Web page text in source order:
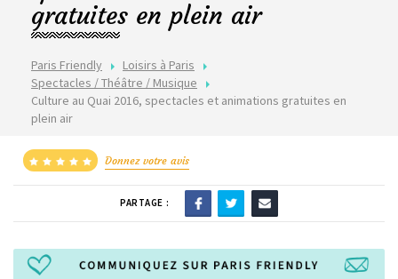
Paris Friendly
Loisirs à Paris
Spectacles / Théâtre / Musique
Culture au Quai 2016, spectacles et animations gratuites en
plein air
gratuites en plein air
Donnez votre avis
PARTAGE :